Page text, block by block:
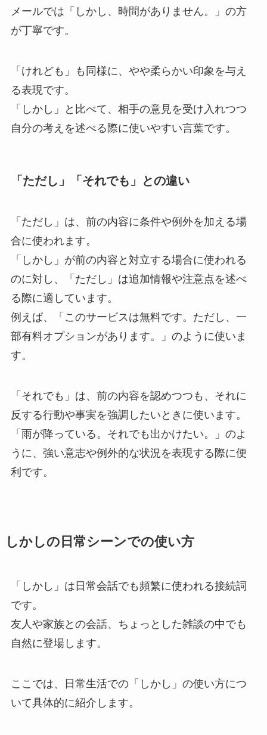
メールでは「しかし、時間がありません。」の方
が丁寧です。
「けれども」も同様に、やや柔らかい印象を与え
る表現です。
「しかし」と比べて、相手の意見を受け入れつつ
自分の考えを述べる際に使いやすい言葉です。
「ただし」「それでも」との違い
「ただし」は、前の内容に条件や例外を加える場
合に使われます。
「しかし」が前の内容と対立する場合に使われる
のに対し、「ただし」は追加情報や注意点を述べ
る際に適しています。
例えば、「このサービスは無料です。ただし、一
部有料オプションがあります。」のように使いま
す。
「それでも」は、前の内容を認めつつも、それに
反する行動や事実を強調したいときに使います。
「雨が降っている。それでも出かけたい。」のよ
うに、強い意志や例外的な状況を表現する際に便
利です。
しかしの日常シーンでの使い方
「しかし」は日常会話でも頻繁に使われる接続詞
です。
友人や家族との会話、ちょっとした雑談の中でも
自然に登場します。
ここでは、日常生活での「しかし」の使い方につ
いて具体的に紹介します。